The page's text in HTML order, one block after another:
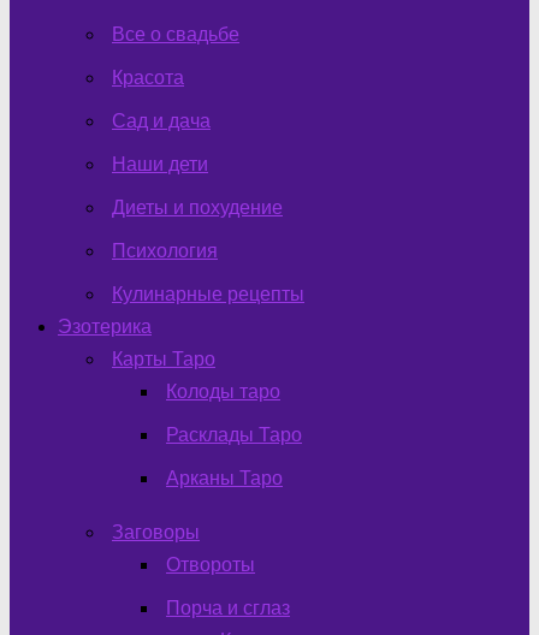
Все о свадьбе
Красота
Сад и дача
Наши дети
Диеты и похудение
Психология
Кулинарные рецепты
Эзотерика
Карты Таро
Колоды таро
Расклады Таро
Арканы Таро
Заговоры
Отвороты
Порча и сглаз